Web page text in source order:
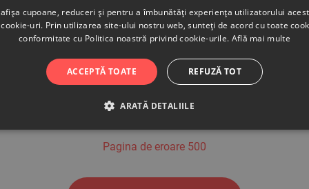
500
Pagina de eroare 500
cupoane, reduceri și pentru a îmbunătăți experiența utilizatorului
uri. Prin utilizarea site-ului nostru web, sunteți de acord cu toate
conformitate cu Politica noastră privind cookie-urile. Află mai multe
ACCEPTĂ TOATE REFUZĂ TOT
ARATĂ DETALIILE